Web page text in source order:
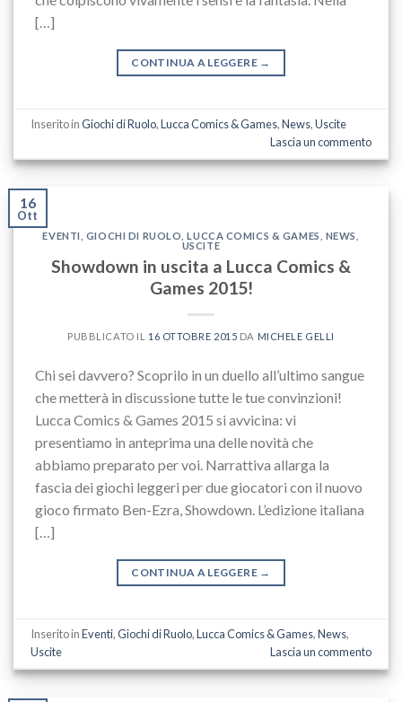
[…]
CONTINUA A LEGGERE →
Inserito inGiochi di Ruolo,Lucca Comics & Games,News,Uscite
Lascia un commento
16
Ott
EVENTI GIOCHI DI RUOLO ,LUCCA COMICS & GAMES NEWS
USCITE
Showdown in uscita a Lucca Comics &
Games 2015!
PUBBLICATO IL 16 OTTOBRE 2015 DA MICHELE GELLI
Chi sei davvero? Scoprilo in un duello all’ultimo sangue
che metterà in discussione tutte le tue convinzioni!
Lucca Comics & Games 2015 si avvicina: vi
presentiamo in anteprima una delle novità che
abbiamo preparato per voi. Narrattiva allarga la
fascia dei giochi leggeri per due giocatori con il nuovo
gioco firmato Ben-Ezra, Showdown. L’edizione italiana
[…]
CONTINUA A LEGGERE →
Inserito inEventi,Giochi di Ruolo,Lucca Comics & Games,News,
Uscite
Lascia un commento